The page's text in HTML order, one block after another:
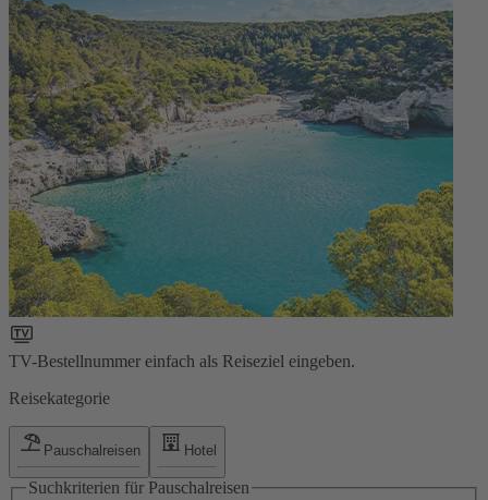
TV-Bestellnummer einfach als Reiseziel eingeben.
Reisekategorie
Pauschalreisen Hotel
Suchkriterien für Pauschalreisen